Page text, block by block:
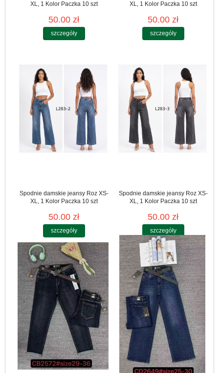
XL, 1 Kolor Paczka 10 szt
50.00 zł
szczegóły
XL, 1 Kolor Paczka 10 szt
50.00 zł
szczegóły
Spodnie damskie jeansy Roz XS-
XL, 1 Kolor Paczka 10 szt
50.00 zł
szczegóły
Spodnie damskie jeansy Roz XS-
XL, 1 Kolor Paczka 10 szt
50.00 zł
szczegóły